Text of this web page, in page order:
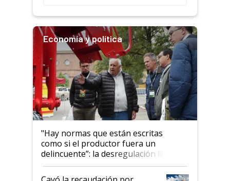
Economía y política
"Hay normas que están escritas
como si el productor fuera un
delincuente”: la desregulación llegó
al Congreso Aapresid y hasta se
habló del financiamiento al IPCVA